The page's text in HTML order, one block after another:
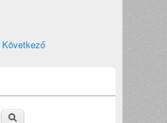
Következő
Keresés